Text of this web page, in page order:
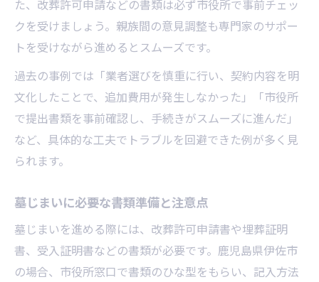
た、改葬許可申請などの書類は必ず市役所で事前チェッ
クを受けましょう。親族間の意見調整も専門家のサポー
トを受けながら進めるとスムーズです。
過去の事例では「業者選びを慎重に行い、契約内容を明
文化したことで、追加費用が発生しなかった」「市役所
で提出書類を事前確認し、手続きがスムーズに進んだ」
など、具体的な工夫でトラブルを回避できた例が多く見
られます。
墓じまいに必要な書類準備と注意点
墓じまいを進める際には、改葬許可申請書や埋葬証明
書、受入証明書などの書類が必要です。鹿児島県伊佐市
の場合、市役所窓口で書類のひな型をもらい、記入方法